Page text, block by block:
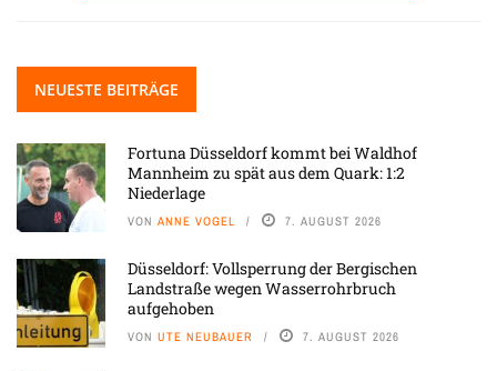
NEUESTE BEITRÄGE
Fortuna Düsseldorf kommt bei Waldhof
Mannheim zu spät aus dem Quark: 1:2
Niederlage
VON ANNE VOGEL 7. AUGUST 2026
Düsseldorf: Vollsperrung der Bergischen
Landstraße wegen Wasserrohrbruch
aufgehoben
VON UTE NEUBAUER 7. AUGUST 2026